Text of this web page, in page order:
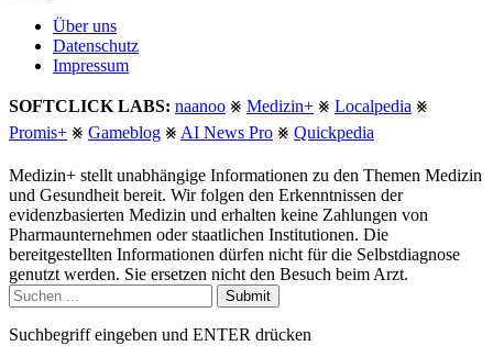
Über uns
Datenschutz
Impressum
SOFTCLICK LABS: naanoo ⨳ Medizin+ ⨳ Localpedia ⨳
Promis+ ⨳ Gameblog ⨳ AI News Pro ⨳ Quickpedia
Medizin+ stellt unabhängige Informationen zu den Themen Medizin
und Gesundheit bereit. Wir folgen den Erkenntnissen der
evidenzbasierten Medizin und erhalten keine Zahlungen von
Pharmaunternehmen oder staatlichen Institutionen. Die
bereitgestellten Informationen dürfen nicht für die Selbstdiagnose
genutzt werden. Sie ersetzen nicht den Besuch beim Arzt.
Submit
Suchbegriff eingeben und ENTER drücken